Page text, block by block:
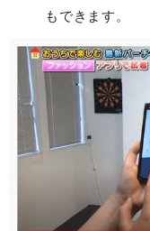
もできます。